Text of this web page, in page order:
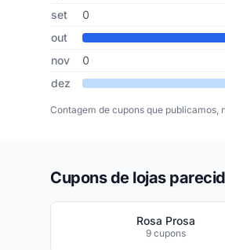
set
0
out
nov
0
dez
Contagem de cupons que
Cupons de lojas
Rosa Prosa
9 cupons